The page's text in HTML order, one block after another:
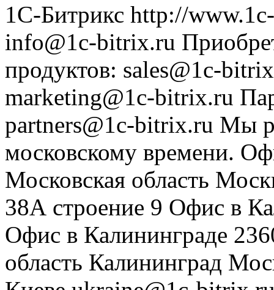
1С-Битрикс http://
info@1c-bitrix.ru
продуктов: sales@1c-
marketing@1c-bitrix.ru
partners@1c-bitrix.ru Мы
московскому времени.
Московская область
38А строение 9 Офис в
Офис в Калининграде
область Калининград